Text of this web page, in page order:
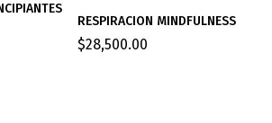
RESPIRACION MINDFULNESS
$28,500.00